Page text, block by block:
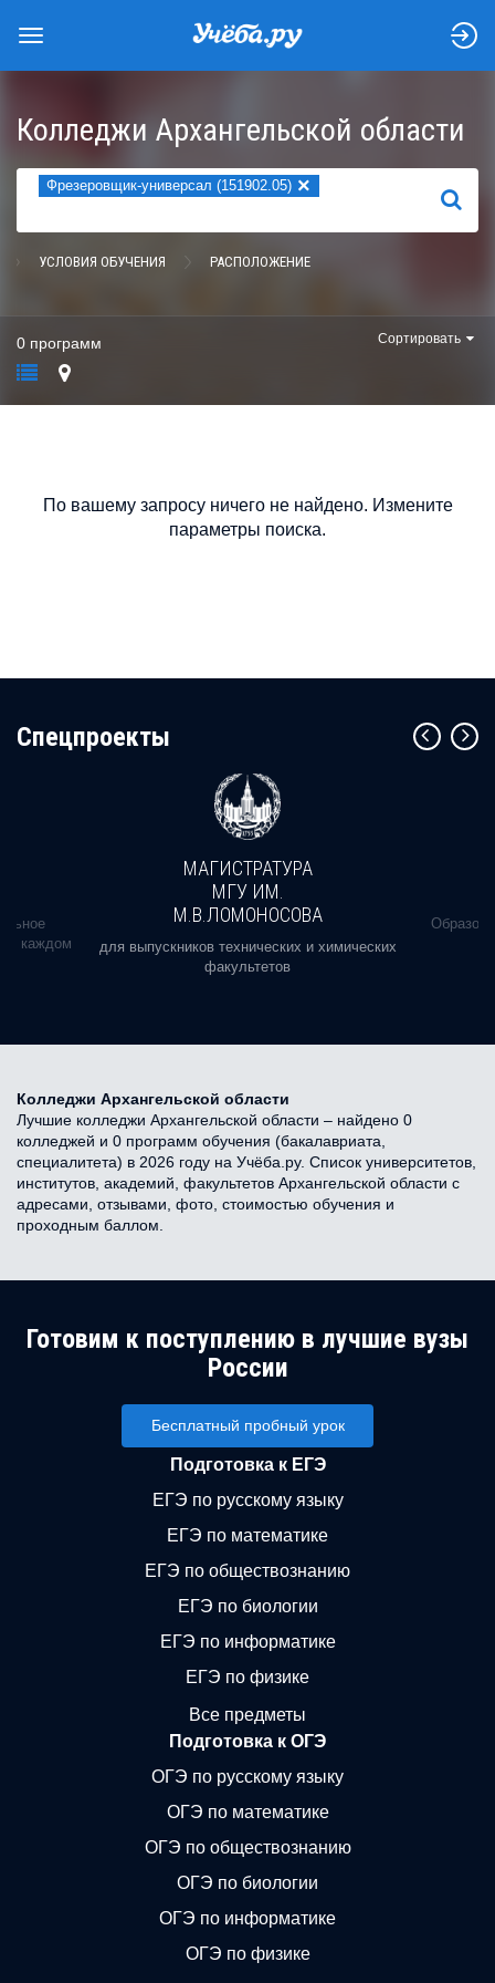
Колледжи Архангельской области
Фрезеровщик-универсал (151902.05) ×
НАЙТИ
УСЛОВИЯ ОБУЧЕНИЯ РАСПОЛОЖЕНИЕ
0 программ Сортировать
По вашему запросу ничего не найдено. Измените
параметры поиска.
Cпецпроекты
в каждом
МАГИСТРАТУРА
МГУ ИМ.
М.В.ЛОМОНОСОВА
для выпускников технических и химических
факультетов
Колледжи Архангельской области
Лучшие колледжи Архангельской области – найдено 0
колледжей и 0 программ обучения (бакалавриата,
специалитета) в 2026 году на Учёба.ру. Список университетов,
институтов, академий, факультетов Архангельской области с
адресами, отзывами, фото, стоимостью обучения и
проходным баллом.
Готовим к поступлению в лучшие вузы
России
Бесплатный пробный урок
Подготовка к ЕГЭ
ЕГЭ по русскому языку
ЕГЭ по математике
ЕГЭ по обществознанию
ЕГЭ по биологии
ЕГЭ по информатике
ЕГЭ по физике
Все предметы
Подготовка к ОГЭ
ОГЭ по русскому языку
ОГЭ по математике
ОГЭ по обществознанию
ОГЭ по биологии
ОГЭ по информатике
ОГЭ по физике